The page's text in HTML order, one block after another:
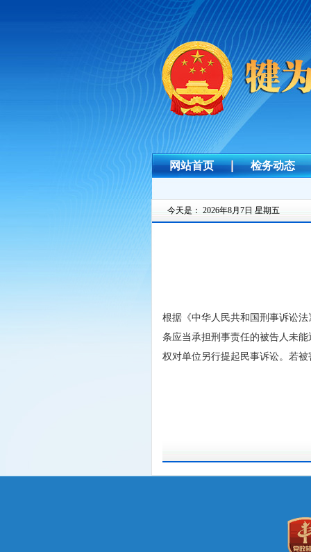
网站首页 检务动态
今天是： 2026年8月7日 星期五
根据《中华人民共和国刑事诉讼
条应当承担刑事责任的被告人未
权对单位另行提起民事诉讼。若